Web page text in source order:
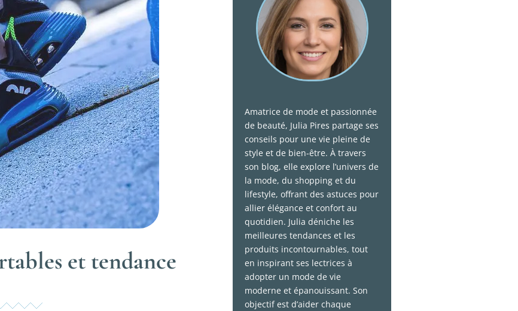
et tendance
Amatrice de mode et passionnée
de beauté, Julia Pires partage ses
conseils pour une vie pleine de
style et de bien-être. À travers
son blog, elle explore l’univers de
la mode, du shopping et du
lifestyle, offrant des astuces pour
allier élégance et confort au
quotidien. Julia déniche les
meilleures tendances et les
produits incontournables, tout
en inspirant ses lectrices à
adopter un mode de vie
moderne et épanouissant. Son
objectif est d’aider chaque